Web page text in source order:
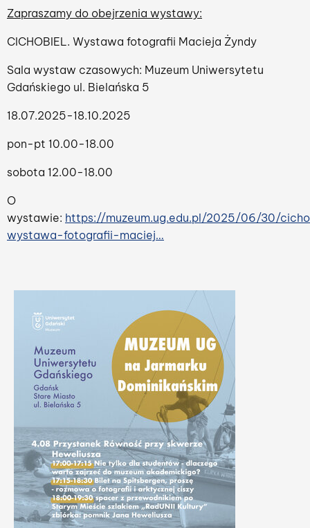
Zapraszamy do obejrzenia wystawy:
CICHOBIEL. Wystawa fotografii Macieja Żyndy
Sala wystaw czasowych: Muzeum Uniwersytetu
Gdańskiego ul. Bielańska 5
18.07.2025-18.10.2025
pon-pt 10.00-18.00
sobota 12.00-18.00
O
wystawie: https://muzeum.ug.edu.pl/2025/06/30/
wystawa-fotografii-maciej…